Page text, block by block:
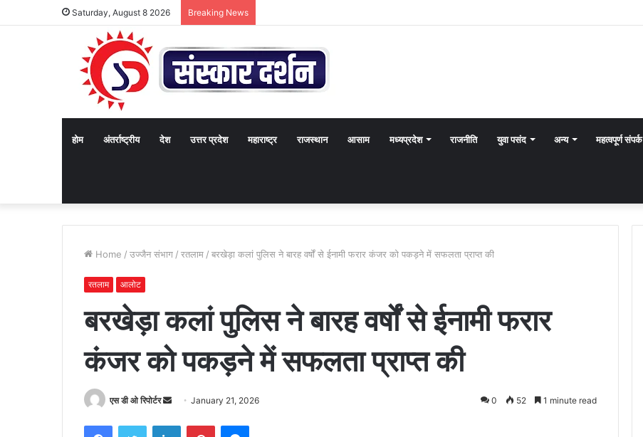
Saturday, August 8 2026 Breaking News
होम अंतर्राष्ट्रीय देश उत्तर प्रदेश महाराष्ट्र राजस्थान आसाम मध्यप्रदेश राजनीति युवा पसंद अन्य महत्वपूर्ण संपर्क
Home / उज्जैन संभाग / रतलाम / बरखेड़ा कलां पुलिस ने बारह वर्षों से ईनामी फरार कंजर को पकड़ने में सफलता प्राप्त की
रतलाम आलोट
बरखेड़ा कलां पुलिस ने बारह वर्षों से ईनामी फरार
कंजर को पकड़ने में सफलता प्राप्त की
एस डी ओ रिपोर्टर
SendJanuary 21, 2026 0 52 1 minute read
FacebookTwitter LinkedInPinterestMessenger